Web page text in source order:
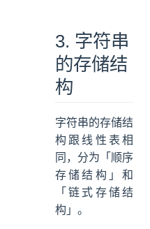
3. 字符串
的存储结
构
字符串的存储结
构跟线性表相
同，分为「顺序
存储结构」和
「链式存储结
构」。